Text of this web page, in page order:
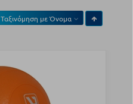
Ταξινόμηση μεΌνομα